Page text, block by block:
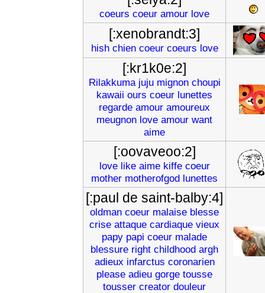
coeurs coeur amour love
[:xenobrandt:3]
hish chien coeur coeurs love
[:kr1k0e:2]
Rilakkuma juju mignon choupi
kawaii ours coeur lunettes
regarde amour amoureux
meugnon love amour want
aime
[:oovaveoo:2]
love like aime kiffe coeur
mother motherofgod lunettes
[:paul de saint-balby:4]
oldman coeur malaise blesse
crise attaque cardiaque vieux
papy papi coeur malade
blessure right childhood argh
adieux infarctus coronarien
please adieu gorge tousse
tousser creator douleur